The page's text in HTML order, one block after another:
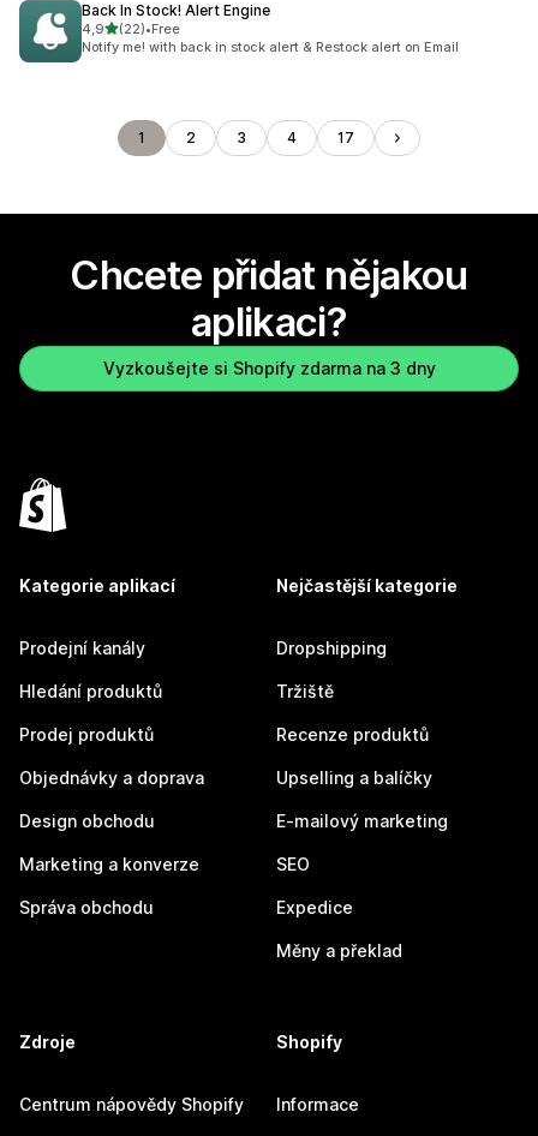
Back In Stock! Alert Engine
4,9z 5 hvězd
(22)
Celkový počet recenzí: 22
•Free
Notify me! with back in stock alert & Restock alert on Email
1 2 3 4 17
Chcete přidat nějakou
aplikaci?
Vyzkoušejte si Shopify zdarma na 3 dny
Kategorie aplikací
Prodejní kanály
Hledání produktů
Prodej produktů
Objednávky a doprava
Design obchodu
Marketing a konverze
Správa obchodu
Nejčastější kategorie
Dropshipping
Tržiště
Recenze produktů
Upselling a balíčky
E-mailový marketing
SEO
Expedice
Měny a překlad
Zdroje
Centrum nápovědy Shopify
Shopify
Informace